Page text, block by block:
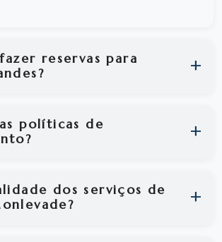
reservas para
políticas de
dos serviços de